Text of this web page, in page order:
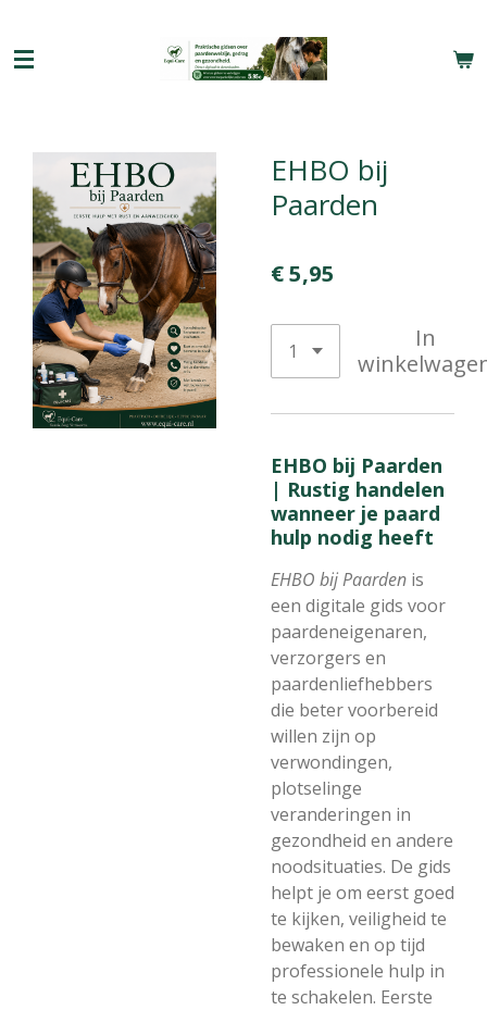
direct
naar
EHBO bij
Paarden
€ 5,95
In
EHBO bij Paarden
| Rustig handelen
wanneer je paard
hulp nodig heeft
EHBO bij Paarden is
een digitale gids voor
paardeneigenaren,
verzorgers en
paardenliefhebbers
die beter voorbereid
willen zijn op
verwondingen,
plotselinge
veranderingen in
gezondheid en andere
noodsituaties. De gids
helpt je om eerst goed
te kijken, veiligheid te
bewaken en op tijd
professionele hulp in
te schakelen. Eerste